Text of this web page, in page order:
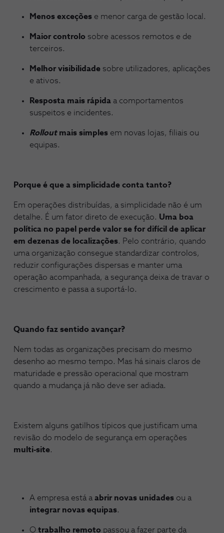
Menos exceções e menor carga de gestão local.
Maior controlo sobre acessos remotos e de
terceiros.
Melhor visibilidade sobre utilizadores, aplicações
e ativos.
Resposta mais rápida a comportamentos
suspeitos e incidentes.
Rolloutmais simples em novas lojas, filiais ou
equipas.
Porque é que a simplicidade conta tanto?
Em operações distribuídas, a simplicidade não é um
detalhe. É um fator direto de execução. Uma boa
política no papel perde valor se for difícil de aplicar
em dezenas de localizações. Pelo contrário, quando
uma organização consegue standardizar controlos,
reduzir configurações dispersas e manter uma
operação acompanhada, a segurança deixa de travar o
crescimento e passa a suportá-lo.
Quando faz sentido avançar?
Nem todas as organizações precisam do mesmo
desenho ao mesmo tempo. Mas há sinais claros de
maturidade e pressão operacional que mostram
quando a mudança já não deve ser adiada.
Existem alguns gatilhos típicos que justificam uma
revisão do modelo de segurança em operações
multi-site.
A empresa está a abrir novas unidades ou a
integrar novas equipas.
O trabalho remoto passou a fazer parte da